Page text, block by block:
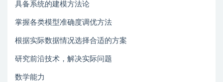
具备系统的建模方法论
掌握各类模型准确度调优方法
根据实际数据情况选择合适的方案
研究前沿技术，解决实际问题
数学能力